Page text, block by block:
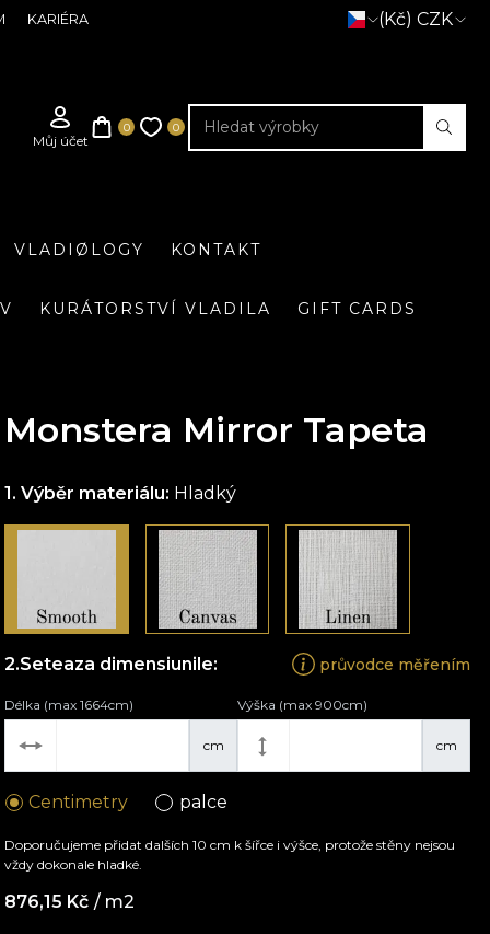
KARIÉRA (Kč) CZK
VLADIØLOGY KONTAKT
KURÁTORSTVÍ VLADILA GIFT CARDS
Monstera Mirror Tapeta
Výběr materiálu: Hladký
Seteaza dimensiunile: průvodce měřením
cm
Délka (max 1664cm)
cm
Výška (max 900cm)
Centimetry palce
Doporučujeme přidat dalších 10 cm k šířce i výšce, protože stěny nejsou
vždy dokonale hladké.
876,15 Kč / m2